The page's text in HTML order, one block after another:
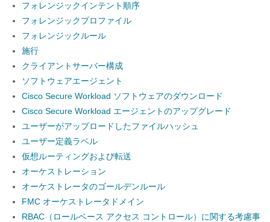
フォレンジックインテント順序
フォレンジックプロファイル
フォレンジックルール
施行
クライアントサーバー構成
ソフトウェアエージェント
Cisco Secure Workload ソフトウェアのダウンロード
Cisco Secure Workload エージェントのアップグレード
ユーザーがアップロードしたファイルハッシュ
ユーザー定義ラベル
仮想ルーティングおよび転送
オーケストレーション
オーケストレータのゴールデンルール
FMC オーケストレータドメイン
RBAC（ロールベース アクセス コントロール）に関する考慮事